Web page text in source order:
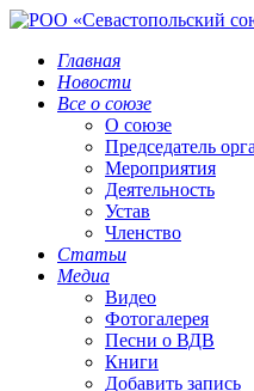
Главная
Новости
Все о союзе
О союзе
Председатель
Мероприятия
Деятельность
Устав
Членство
Статьи
Медиа
Видео
Фотогалерея
Песни о ВДВ
Книги
Добавить запись